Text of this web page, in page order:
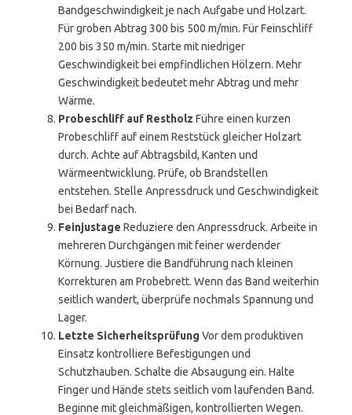
Bandgeschwindigkeit je nach Aufgabe und Holzart.
Für groben Abtrag 300 bis 500 m/min. Für Feinschliff
200 bis 350 m/min. Starte mit niedriger
Geschwindigkeit bei empfindlichen Hölzern. Mehr
Geschwindigkeit bedeutet mehr Abtrag und mehr
Wärme.
Probeschliff auf Restholz Führe einen kurzen
Probeschliff auf einem Reststück gleicher Holzart
durch. Achte auf Abtragsbild, Kanten und
Wärmeentwicklung. Prüfe, ob Brandstellen
entstehen. Stelle Anpressdruck und Geschwindigkeit
bei Bedarf nach.
Feinjustage Reduziere den Anpressdruck. Arbeite in
mehreren Durchgängen mit feiner werdender
Körnung. Justiere die Bandführung nach kleinen
Korrekturen am Probebrett. Wenn das Band weiterhin
seitlich wandert, überprüfe nochmals Spannung und
Lager.
Letzte Sicherheitsprüfung Vor dem produktiven
Einsatz kontrolliere Befestigungen und
Schutzhauben. Schalte die Absaugung ein. Halte
Finger und Hände stets seitlich vom laufenden Band.
Beginne mit gleichmäßigen, kontrollierten Wegen.